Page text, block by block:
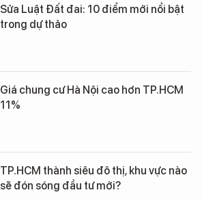
Sửa Luật Đất đai: 10 điểm mới nổi bật
trong dự thảo
Giá chung cư Hà Nội cao hơn TP.HCM
11%
TP.HCM thành siêu đô thị, khu vực nào
sẽ đón sóng đầu tư mới?